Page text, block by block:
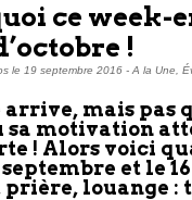
ce week-
!
le 19 septembre 2016 - A la Une
arrive, mais pas
sa motivation
! Alors voici
et le
louange :